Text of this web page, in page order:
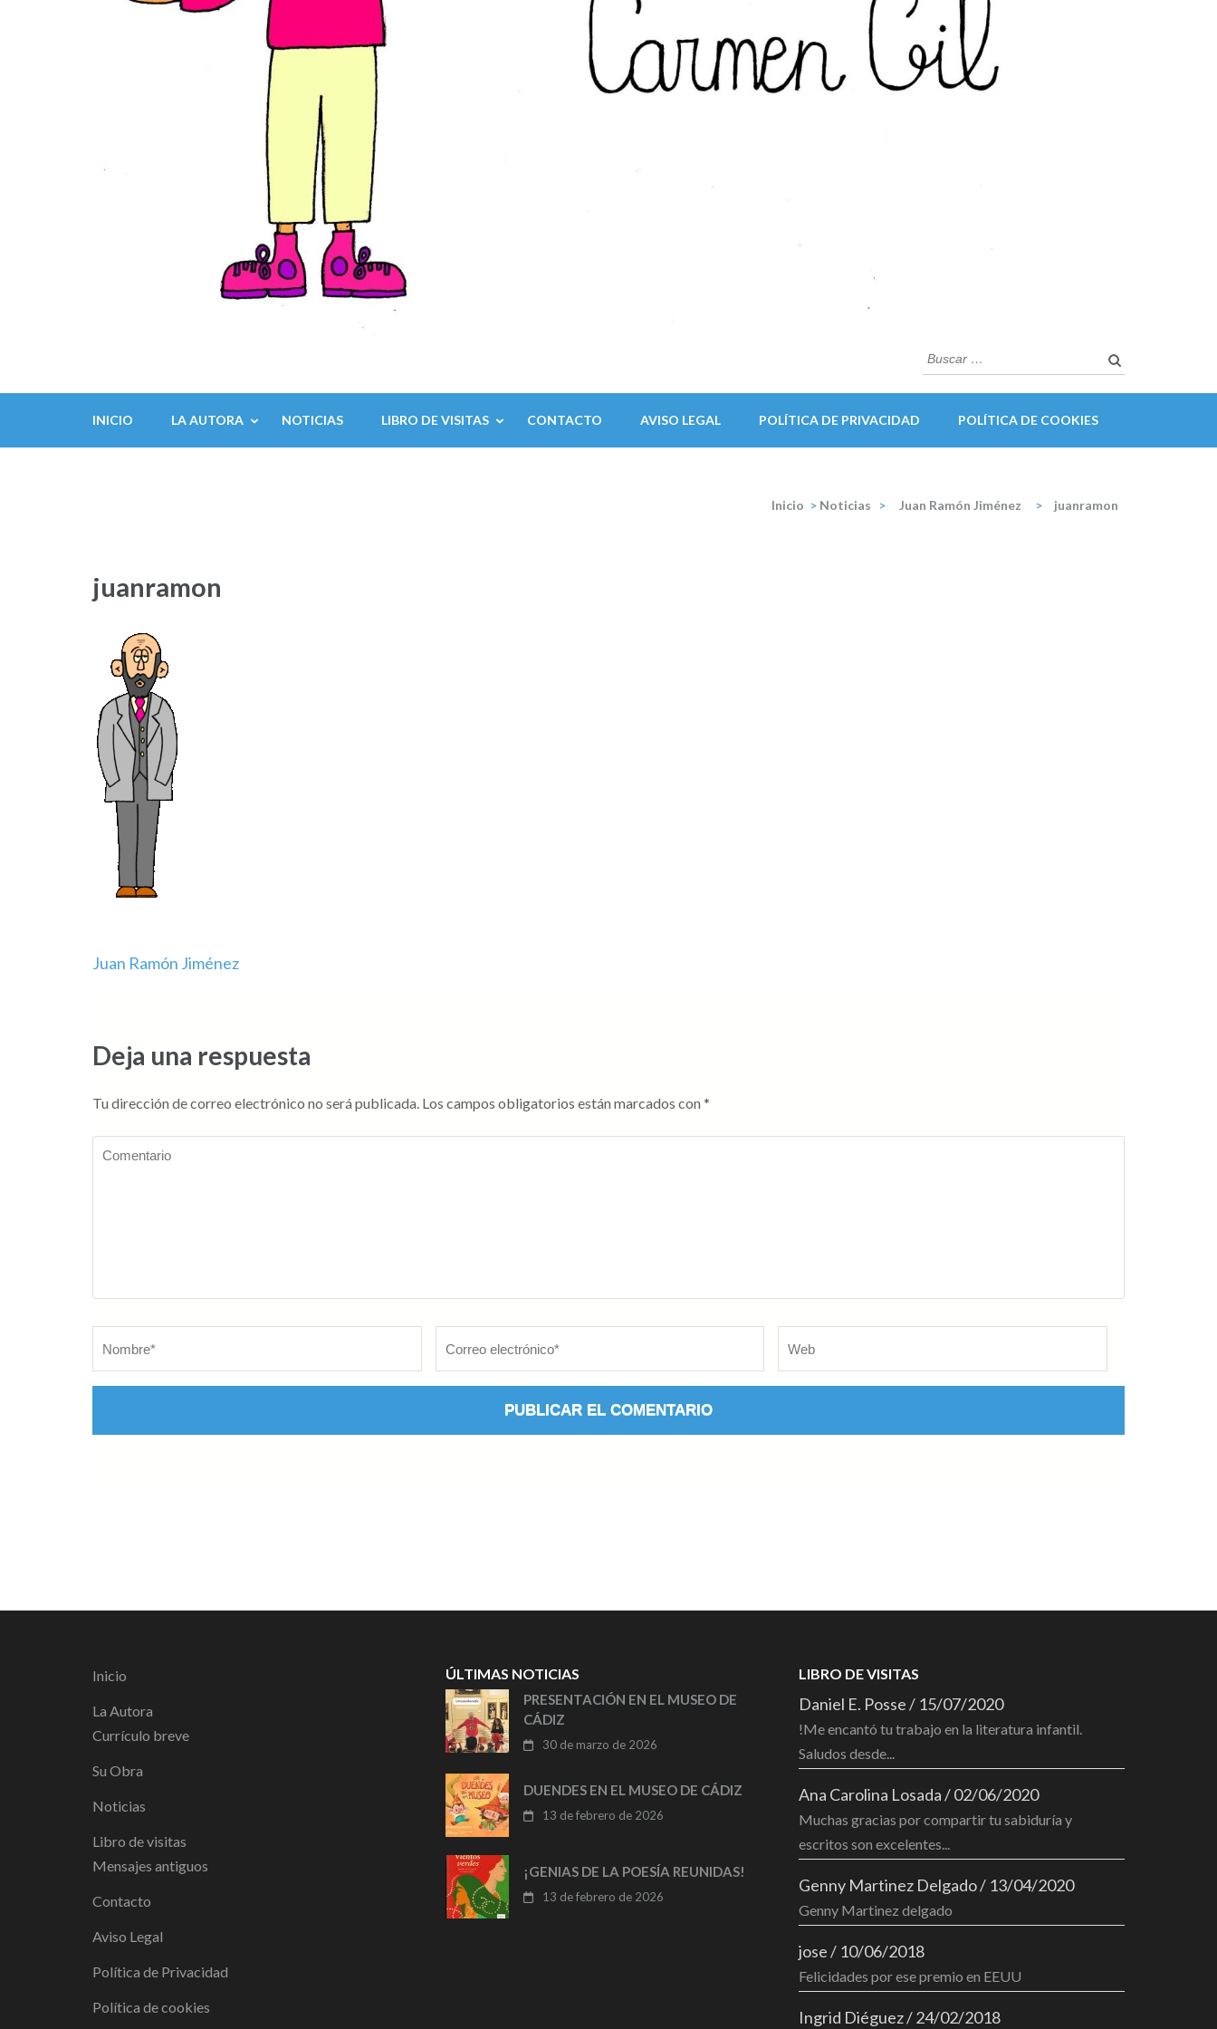
Buscar:
INICIO LA AUTORA NOTICIAS LIBRO DE VISITAS CONTACTO AVISO LEGAL POLÍTICA DE PRIVACIDAD POLÍTICA DE COOKIES
Inicio > Noticias > Juan Ramón Jiménez > juanramon
juanramon
Navegación
entradas
Juan Ramón Jiménez
Deja una respuesta
Tu dirección de correo electrónico no será publicada. Los campos obligatorios están marcados con *
electrónico*
Inicio
La Autora
Currículo breve
Su Obra
Noticias
Libro de visitas
Mensajes antiguos
Contacto
Aviso Legal
Política de Privacidad
Política de cookies
ÚLTIMAS NOTICIAS
PRESENTACIÓN EN EL MUSEO DE
CÁDIZ
30 de marzo de 2026
DUENDES EN EL MUSEO DE CÁDIZ
13 de febrero de 2026
¡GENIAS DE LA POESÍA REUNIDAS!
13 de febrero de 2026
LIBRO DE VISITAS
Daniel E. Posse/ 15/07/2020
!Me encantó tu trabajo en la literatura infantil.
Saludos desde...
Ana Carolina Losada/02/06/2020
Muchas gracias por compartir tu sabiduría y
escritos son excelentes...
Genny Martinez Delgado/ 13/04/2020
Genny Martinez delgado
jose/ 10/06/2018
Felicidades por ese premio en EEUU
Ingrid Diéguez/24/02/2018